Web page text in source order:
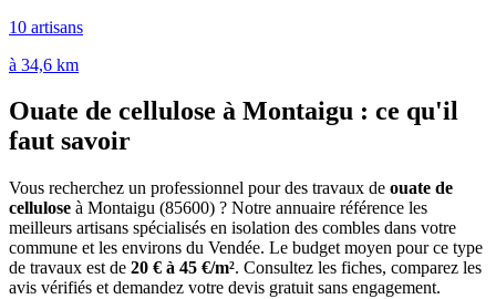
10 artisans
à 34,6 km
Ouate de cellulose à Montaigu : ce qu'il
faut savoir
Vous recherchez un professionnel pour des travaux de ouate de
cellulose à Montaigu (85600) ? Notre annuaire référence les
meilleurs artisans spécialisés en isolation des combles dans votre
commune et les environs du Vendée. Le budget moyen pour ce type
de travaux est de 20 € à 45 €/m². Consultez les fiches, comparez les
avis vérifiés et demandez votre devis gratuit sans engagement.